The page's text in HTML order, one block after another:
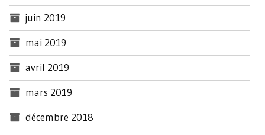
juin 2019
mai 2019
avril 2019
mars 2019
décembre 2018